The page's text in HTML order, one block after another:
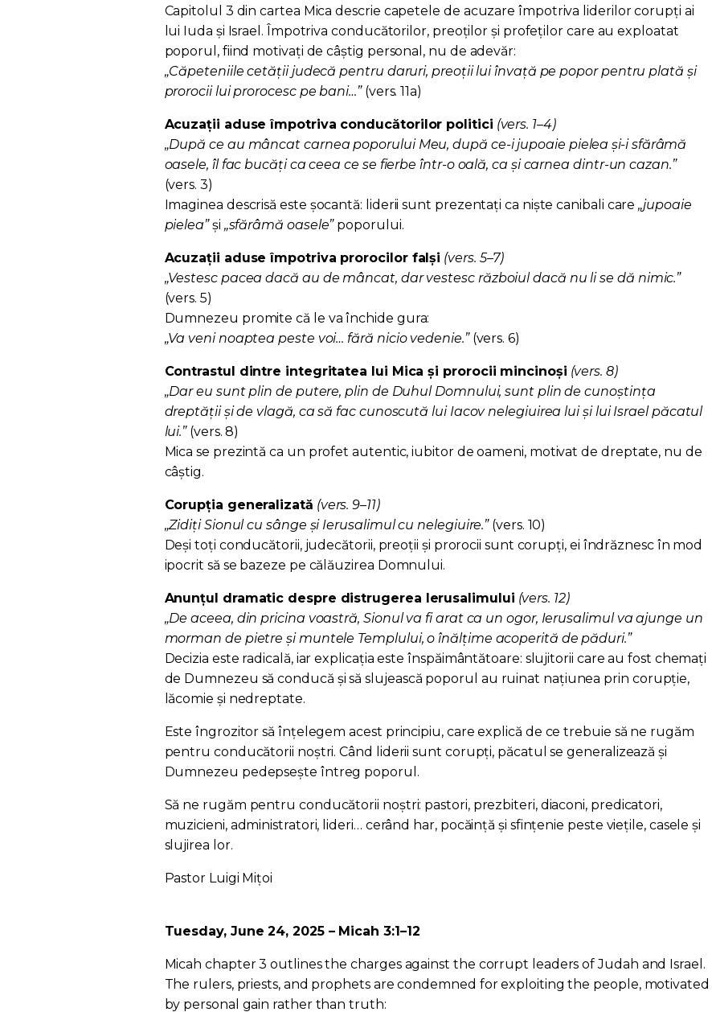
Capitolul 3 din cartea Mica descrie capetele de acuzare împotriva liderilor corupți ai
lui Iuda și Israel. Împotriva conducătorilor, preoților și profeților care au exploatat
poporul, fiind motivați de câștig personal, nu de adevăr:
„Căpeteniile cetăţii judecă pentru daruri, preoţii lui învaţă pe popor pentru plată şi
prorocii lui prorocesc pe bani…”(vers. 11a)
Acuzații aduse împotriva conducătorilor politici (vers. 1–4)
„După ce au mâncat carnea poporului Meu, după ce-i jupoaie pielea şi-i sfărâmă
oasele, îl fac bucăţi ca ceea ce se fierbe într-o oală, ca şi carnea dintr-un cazan.”
(vers. 3)
Imaginea descrisă este șocantă: liderii sunt prezentați ca niște canibali care„jupoaie
pielea”și „sfărâmă oasele”poporului.
Acuzații aduse împotriva prorocilor falși (vers. 5–7)
„Vestesc pacea dacă au de mâncat, dar vestesc războiul dacă nu li se dă nimic.”
(vers. 5)
Dumnezeu promite că le va închide gura:
„Va veni noaptea peste voi… fără nicio vedenie.”(vers. 6)
Contrastul dintre integritatea lui Mica și prorocii mincinoși (vers. 8)
„Dar eu sunt plin de putere, plin de Duhul Domnului, sunt plin de cunoştinţa
dreptăţii şi de vlagă, ca să fac cunoscută lui Iacov nelegiuirea lui şi lui Israel păcatul
lui.”(vers. 8)
Mica se prezintă ca un profet autentic, iubitor de oameni, motivat de dreptate, nu de
câștig.
Corupția generalizată (vers. 9–11)
„Zidiți Sionul cu sânge și Ierusalimul cu nelegiuire.”(vers. 10)
Deși toți conducătorii, judecătorii, preoții și prorocii sunt corupți, ei îndrăznesc în mod
ipocrit să se bazeze pe călăuzirea Domnului.
Anunțul dramatic despre distrugerea Ierusalimului (vers. 12)
„De aceea, din pricina voastră, Sionul va fi arat ca un ogor, Ierusalimul va ajunge un
morman de pietre şi muntele Templului, o înălţime acoperită de păduri.”
Decizia este radicală, iar explicația este înspăimântătoare: slujitorii care au fost chemați
de Dumnezeu să conducă și să slujească poporul au ruinat națiunea prin corupție,
lăcomie și nedreptate.
Este îngrozitor să înțelegem acest principiu, care explică de ce trebuie să ne rugăm
pentru conducătorii noștri. Când liderii sunt corupți, păcatul se generalizează și
Dumnezeu pedepsește întreg poporul.
Să ne rugăm pentru conducătorii noștri: pastori, prezbiteri, diaconi, predicatori,
muzicieni, administratori, lideri… cerând har, pocăință și sfințenie peste viețile, casele și
slujirea lor.
Pastor Luigi Mițoi
Tuesday, June 24, 2025 – Micah 3:1–12
Micah chapter 3 outlines the charges against the corrupt leaders of Judah and Israel.
The rulers, priests, and prophets are condemned for exploiting the people, motivated
by personal gain rather than truth: